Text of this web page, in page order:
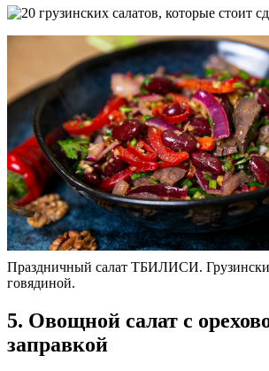
Праздничный салат ТБИЛИСИ.
говядиной.
5. Овощной салат с
заправкой